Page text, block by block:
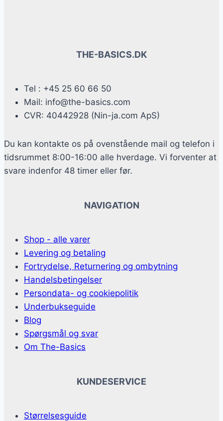
THE-BASICS.DK
Tel : +45 25 60 66 50
Mail: info@the-basics.com
CVR: 40442928 (Nin-ja.com ApS)
Du kan kontakte os på ovenstående mail og telefon i
tidsrummet 8:00-16:00 alle hverdage. Vi forventer at
svare indenfor 48 timer eller før.
NAVIGATION
Shop - alle varer
Levering og betaling
Fortrydelse, Returnering og ombytning
Handelsbetingelser
Persondata- og cookiepolitik
Underbukseguide
Blog
Spørgsmål og svar
Om The-Basics
KUNDESERVICE
Størrelsesguide